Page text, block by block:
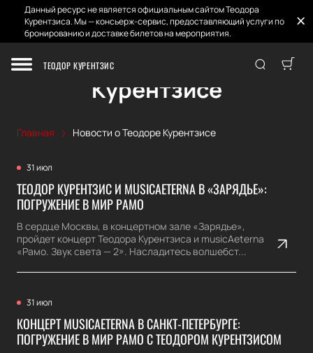
Данный ресурс не является официальным сайтом Теодора
Курентзиса. Мы — консьерж-сервис, предоставляющий услуги по
бронированию и доставке билетов на мероприятия.
ТЕОДОР КУРЕНТЗИС
Новости о Теодоре
Курентзисе
Главная Новости о Теодоре Курентзисе
31 июл
ТЕОДОР КУРЕНТЗИС И MUSICAETERNA В «ЗАРЯДЬЕ»:
ПОГРУЖЕНИЕ В МИР РАМО
В сердце Москвы, в концертном зале «Зарядье»,
пройдет концерт Теодора Курентзиса и musicAeterna
«Рамо. Звук света — 2». Насладитесь волшебст...
31 июл
КОНЦЕРТ MUSICAETERNA В САНКТ-ПЕТЕРБУРГЕ:
ПОГРУЖЕНИЕ В МИР РАМО С ТЕОДОРОМ КУРЕНТЗИСОМ